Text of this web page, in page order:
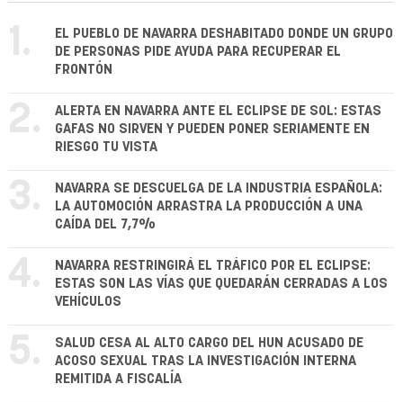
1.
EL PUEBLO DE NAVARRA DESHABITADO DONDE UN GRUPO
DE PERSONAS PIDE AYUDA PARA RECUPERAR EL
FRONTÓN
2.
ALERTA EN NAVARRA ANTE EL ECLIPSE DE SOL: ESTAS
GAFAS NO SIRVEN Y PUEDEN PONER SERIAMENTE EN
RIESGO TU VISTA
3.
NAVARRA SE DESCUELGA DE LA INDUSTRIA ESPAÑOLA:
LA AUTOMOCIÓN ARRASTRA LA PRODUCCIÓN A UNA
CAÍDA DEL 7,7%
4.
NAVARRA RESTRINGIRÁ EL TRÁFICO POR EL ECLIPSE:
ESTAS SON LAS VÍAS QUE QUEDARÁN CERRADAS A LOS
VEHÍCULOS
5.
SALUD CESA AL ALTO CARGO DEL HUN ACUSADO DE
ACOSO SEXUAL TRAS LA INVESTIGACIÓN INTERNA
REMITIDA A FISCALÍA